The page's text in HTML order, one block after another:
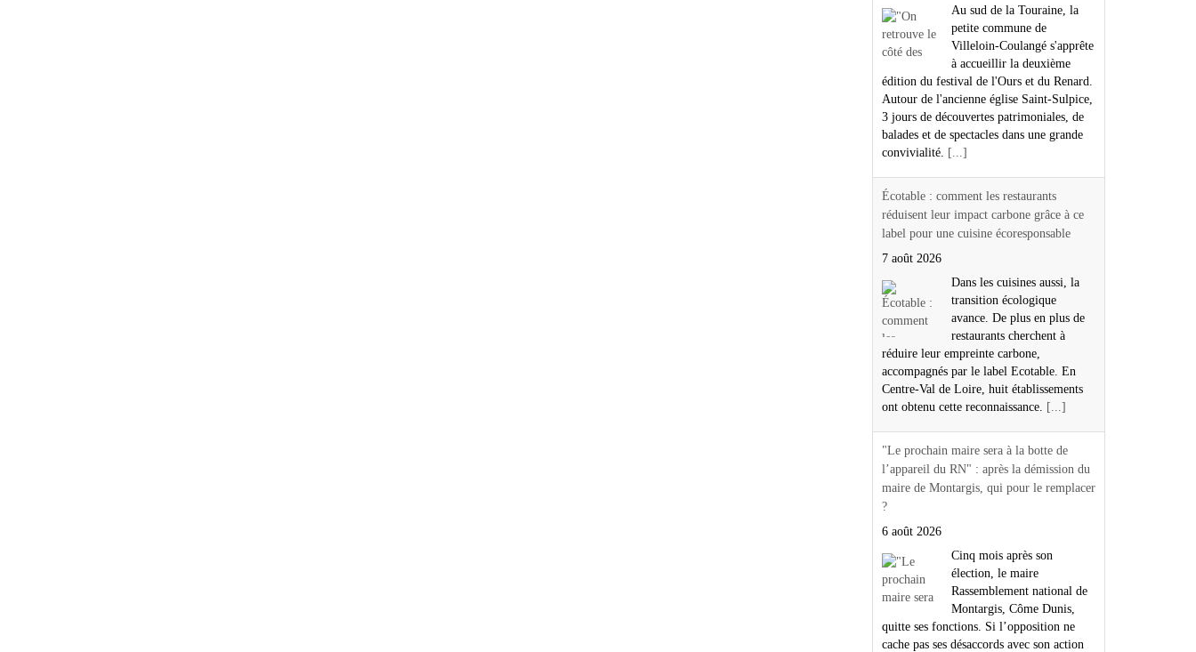
Au sud de la Touraine, la
petite commune de
Villeloin-Coulangé s'apprête
à accueillir la deuxième
édition du festival de l'Ours et du Renard.
Autour de l'ancienne église Saint-Sulpice,
3 jours de découvertes patrimoniales, de
balades et de spectacles dans une grande
convivialité.
[...]
Écotable : comment les restaurants
réduisent leur impact carbone grâce à ce
label pour une cuisine écoresponsable
7 août 2026
Dans les cuisines aussi, la
transition écologique
avance. De plus en plus de
restaurants cherchent à
réduire leur empreinte carbone,
accompagnés par le label Ecotable. En
Centre-Val de Loire, huit établissements
ont obtenu cette reconnaissance.
[...]
"Le prochain maire sera à la botte de
l’appareil du RN" : après la démission du
maire de Montargis, qui pour le remplacer
?
6 août 2026
Cinq mois après son
élection, le maire
Rassemblement national de
Montargis, Côme Dunis,
quitte ses fonctions. Si l’opposition ne
cache pas ses désaccords avec son action